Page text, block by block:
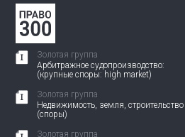
Золотая группа
Арбитражное судопроизводство:
(крупные споры: high market)
Золотая группа
Недвижимость, земля, строительство
(споры)
Золотая группа